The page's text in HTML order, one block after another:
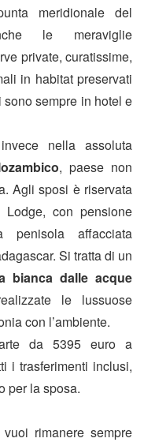
meridionale del
le meraviglie
private, curatissime,
in habitat preservati
sempre in hotel e
nella assoluta
, paese non
Agli sposi è riservata
con pensione
affacciata
Si tratta di un
bianca dalle acque
le lussuose
con l’ambiente.
da 5395 euro a
i trasferimenti inclusi,
per la sposa.
rimanere sempre